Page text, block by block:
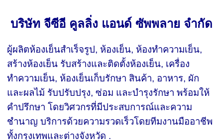
บริษัท จีซีอี คูลลิ่ง แอนด์ ซัพพลาย จำกัด
ผู้ผลิตห้องเย็นสำเร็จรูป, ห้องเย็น, ห้องทำความเย็น,
สร้างห้องเย็น รับสร้างและติดตั้งห้องเย็น, เครื่อง
ทำความเย็น, ห้องเย็นเก็บรักษา สินค้า, อาหาร, ผัก
และผลไม้ รับปรับปรุง, ซ่อม และบำรุงรักษา พร้อมให้
คำปรึกษา โดยวิศวกรที่มีประสบการณ์และความ
ชำนาญ บริการด้วยความรวดเร็วโดยทีมงานมืออาชีพ
ทั้งกรุงเทพและต่างจังหวัด .